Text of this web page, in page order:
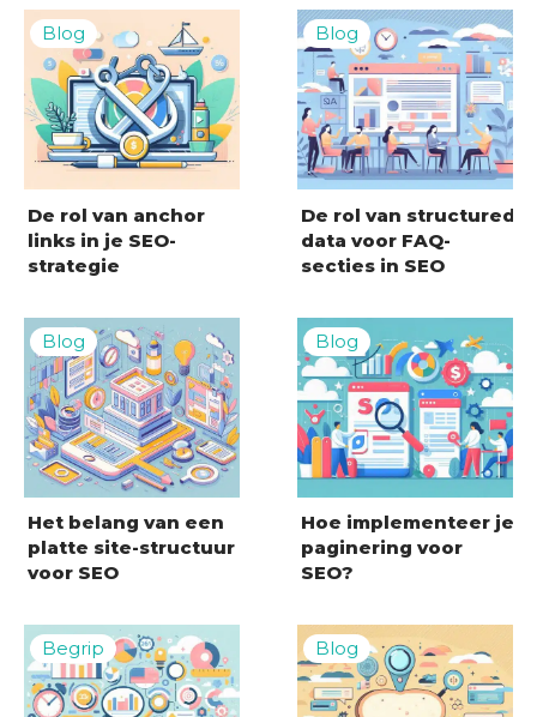
De rol van anchor
links in je SEO-
strategie
De rol van structured
data voor FAQ-
secties in SEO
Het belang van een
platte site-structuur
voor SEO
Hoe implementeer je
paginering voor
SEO?